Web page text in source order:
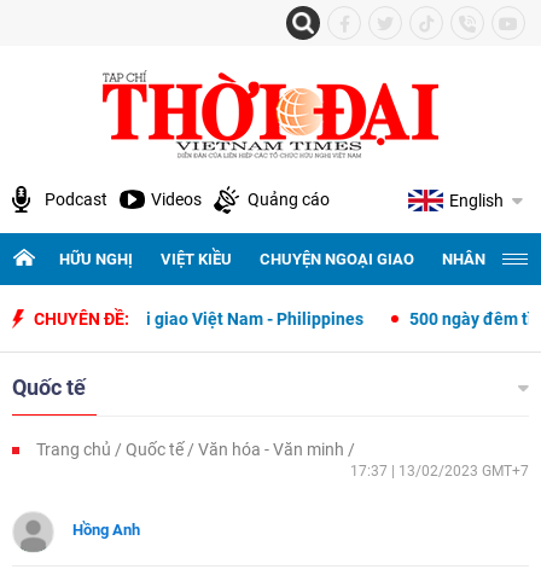
Podcast Videos Quảng cáo English
HỮU NGHỊ VIỆT KIỀU CHUYỆN NGOẠI GIAO NHÂN
CHUYÊN ĐỀ:
giao Việt Nam - Philippines 500 ngày đêm tìm kiếm, quy tập
Quốc tế
Trang chủ Quốc tế Văn hóa - Văn minh
17:37 | 13/02/2023 GMT+7
Hồng Anh